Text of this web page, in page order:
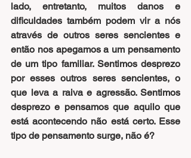
lado, entretanto, muitos danos e
dificuldades também podem vir a nós
através de outros seres sencientes e
então nos apegamos a um pensamento
de um tipo familiar. Sentimos desprezo
por esses outros seres sencientes, o
que leva a raiva e agressão. Sentimos
desprezo e pensamos que aquilo que
está acontecendo não está certo. Esse
tipo de pensamento surge, não é?